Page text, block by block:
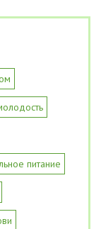
питание